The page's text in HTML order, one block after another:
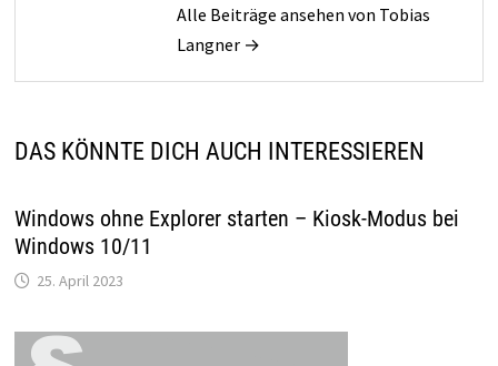
Alle Beiträge ansehen von Tobias
Langner →
DAS KÖNNTE DICH AUCH INTERESSIEREN
Windows ohne Explorer starten – Kiosk-Modus bei
Windows 10/11
25. April 2023